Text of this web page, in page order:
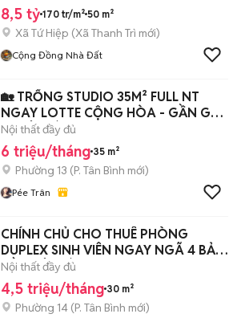
8,5 tỷ 170 tr/m² 50 m²
Xã Tứ Hiệp (Xã Thanh Trì mới)
Cộng Đồng Nhà Đất
🏡 TRỐNG STUDIO 35M² FULL NT
NGAY LOTTE CỘNG HÒA - GẦN GA
T3 TÂN BÌNH
Nội thất đầy đủ
6 triệu/tháng 35 m²
Phường 13 (P. Tân Bình mới)
Pée Trân
CHÍNH CHỦ CHO THUÊ PHÒNG
DUPLEX SINH VIÊN NGAY NGÃ 4 BẢY
HIỀN TÂN BÌNH
Nội thất đầy đủ
4,5 triệu/tháng 30 m²
Phường 14 (P. Tân Bình mới)